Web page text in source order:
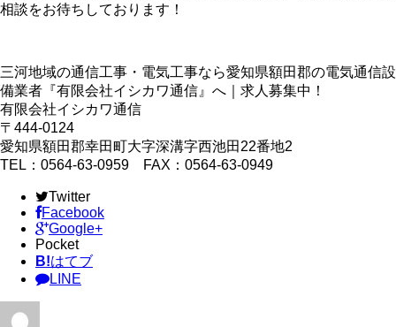
相談をお待ちしております！
三河地域の通信工事・電気工事なら愛知県額田郡の電気通信設
備業者『有限会社イシカワ通信』へ｜求人募集中！
有限会社イシカワ通信
〒444-0124
愛知県額田郡幸田町大字深溝字西池田22番地2
TEL：0564-63-0959 FAX：0564-63-0949
Twitter
Facebook
Google+
Pocket
B!はてブ
LINE